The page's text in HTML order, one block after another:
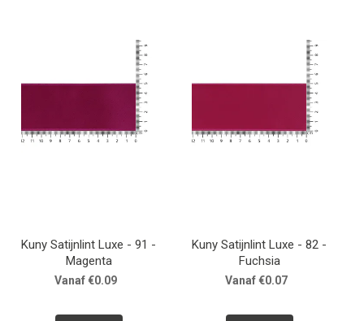
Kuny Satijnlint Luxe - 91 -
Magenta
Vanaf €0.09
Kuny Satijnlint Luxe - 82 -
Fuchsia
Vanaf €0.07